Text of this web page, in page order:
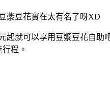
漿豆花實在太有名了呀XD
就可以享用豆漿豆花自
程。